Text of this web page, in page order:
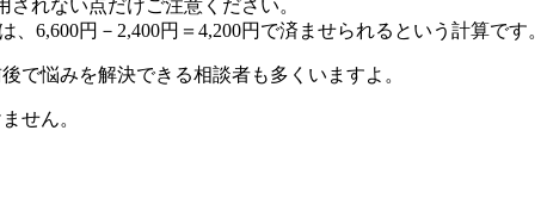
されない点だけご注意ください。
6,600円－2,400円＝4,200円で済ませられるという計算です。
後で悩みを解決できる相談者も多くいますよ。
せん。